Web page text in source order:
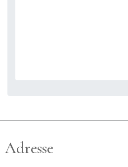
Adresse